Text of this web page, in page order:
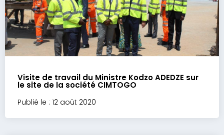
Visite de travail du Ministre Kodzo ADEDZE sur
le site de la société CIMTOGO
Publié le : 12 août 2020